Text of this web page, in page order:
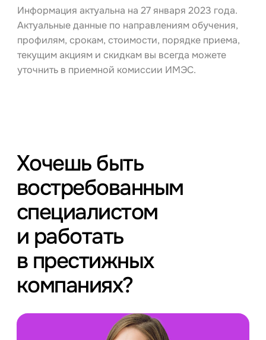
Информация актуальна на 27 января 2023 года.
Актуальные данные по направлениям обучения,
профилям, срокам, стоимости, порядке приема,
текущим акциям и скидкам вы всегда можете
уточнить в приемной комиссии ИМЭС.
Хочешь быть
востребованным
специалистом
и работать
в престижных
компаниях?